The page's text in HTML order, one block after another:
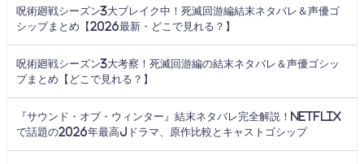
呪術廻戦シーズン3大ブレイク中！死滅回游編結末ネタバレ＆声優ゴ
シップまとめ【2026最新・どこで見れる？】
呪術廻戦シーズン3大考察！死滅回游編の結末ネタバレ＆声優ゴシッ
プまとめ【どこで見れる？】
『サウンド・オブ・ウィンター』結末ネタバレ完全解説！Netflix
で話題の2026年最高Jドラマ、原作比較とキャストゴシップ